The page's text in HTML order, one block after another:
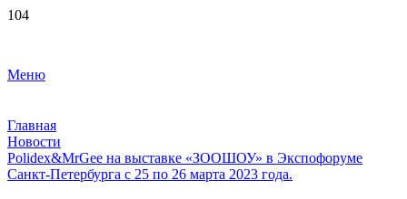
Меню
Главная
Новости
Polidex&MrGee на выставке «ЗООШОУ» в Экспофоруме
Санкт-Петербурга с 25 по 26 марта 2023 года.